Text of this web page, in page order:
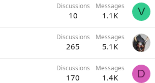
Discussions
10
Messages
1.1K V
Discussions
265
Messages
5.1K
Discussions
170
Messages
1.4K D